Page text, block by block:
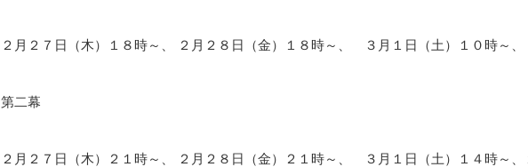
２月２７日（木）１８時～、 ２月２８日（金）１８時～、 ３月１日（土）１０時～、
第二幕
２月２７日（木）２１時～、 ２月２８日（金）２１時～、 ３月１日（土）１４時～、